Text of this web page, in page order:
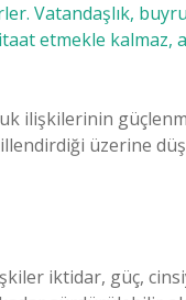
Vatandaşlık,
etmekle kalmaz,
ilişkilerinin
üzerine
iktidar, güç,